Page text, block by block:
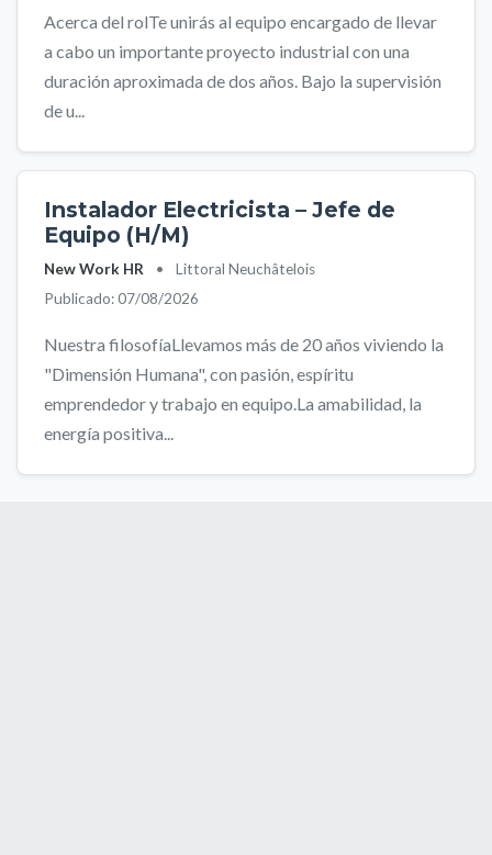
Acerca del rolTe unirás al equipo encargado de llevar
a cabo un importante proyecto industrial con una
duración aproximada de dos años. Bajo la supervisión
de u...
Instalador Electricista – Jefe de
Equipo (H/M)
New Work HR •
Littoral Neuchâtelois
Publicado: 07/08/2026
Nuestra filosofíaLlevamos más de 20 años viviendo la
"Dimensión Humana", con pasión, espíritu
emprendedor y trabajo en equipo.La amabilidad, la
energía positiva...